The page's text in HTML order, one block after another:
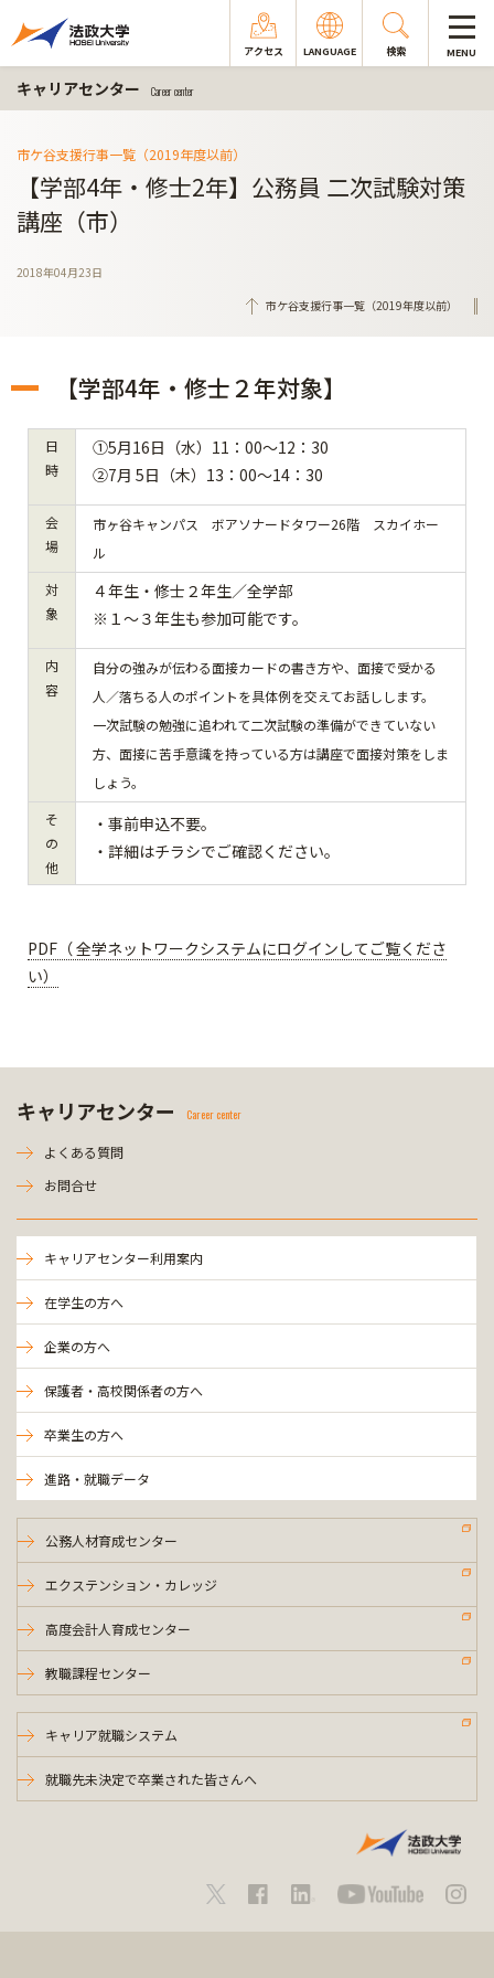
アクセス LANGUAGE 検索 MENU
キャリアセンター Career center
市ケ谷支援行事一覧（2019年度以前）
【学部4年・修士2年】公務員 二次試験対策
講座（市）
2018年04月23日
市ケ谷支援行事一覧（2019年度以前）
【学部4年・修士２年対象】
日
時
①5月16日（水）11：00～12：30
②7月 5日（木）13：00～14：30
会
場
市ヶ谷キャンパス ボアソナードタワー26階 スカイホー
ル
対
象
４年生・修士２年生／全学部
※１～３年生も参加可能です。
内
容
自分の強みが伝わる面接カードの書き方や、面接で受かる
人／落ちる人のポイントを具体例を交えてお話しします。
一次試験の勉強に追われて二次試験の準備ができていない
方、面接に苦手意識を持っている方は講座で面接対策をしま
しょう。
そ
の
他
・事前申込不要。
・詳細はチラシでご確認ください。
PDF（ 全学ネットワークシステムにログインしてご覧くださ
い）
キャリアセンター Career center
よくある質問
お問合せ
キャリアセンター利用案内
在学生の方へ
企業の方へ
保護者・高校関係者の方へ
卒業生の方へ
進路・就職データ
公務人材育成センター
エクステンション・カレッジ
高度会計人育成センター
教職課程センター
キャリア就職システム
就職先未決定で卒業された皆さんへ